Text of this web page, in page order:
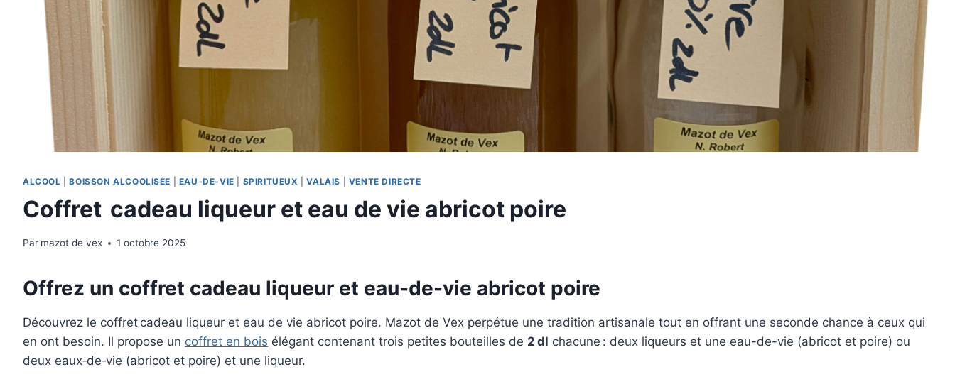
ALCOOL |BOISSON ALCOOLISÉE EAU-DE-VIE SPIRITUEUX |VALAIS VENTE DIRECTE
Coffret cadeau liqueur et eau de vie abricot poire
Par mazot de vex 1 octobre 2025
Offrez un coffret cadeau liqueur et eau-de-vie abricot poire
Découvrez le coffret cadeau liqueur et eau de vie abricot poire. Mazot de Vex perpétue une tradition artisanale tout en offrant une seconde chance à ceux qui
en ont besoin. Il propose un coffret en bois élégant contenant trois petites bouteilles de 2 dl chacune : deux liqueurs et une eau-de-vie (abricot et poire) ou
deux eaux‑de‑vie (abricot et poire) et une liqueur.